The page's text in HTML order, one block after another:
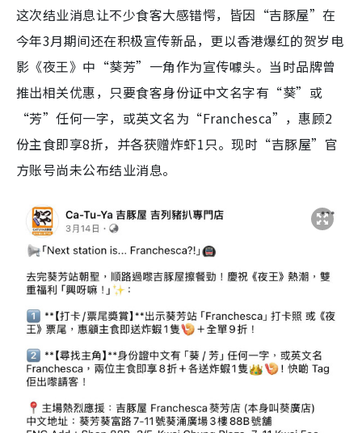
这次结业消息让不少食客大感错愕，皆因“吉豚屋”在
今年3月期间还在积极宣传新品，更以香港爆红的贺岁电
影《夜王》中“葵芳”一角作为宣传噱头。当时品牌曾
推出相关优惠，只要食客身份证中文名字有“葵”或
“芳”任何一字，或英文名为“Franchesca”，惠顾2
份主食即享8折，并各获赠炸虾1只。现时“吉豚屋”官
方账号尚未公布结业消息。